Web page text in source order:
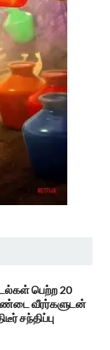
பெற்ற 20
வீரர்களுடன்
சந்திப்பு